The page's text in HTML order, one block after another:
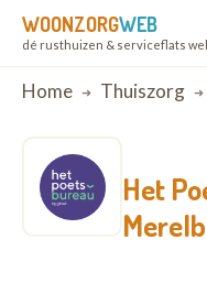
WOONZORGWEB
dé rusthuizen & serviceflats
Breadcrumb
Home Thuiszorg
Het